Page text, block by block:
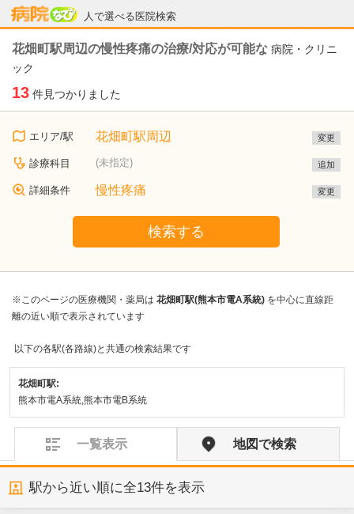
人で選べる医院検索
病院なび
花畑町駅周辺の慢性疼痛の治療/対応が可能な 病院・クリニ
ック
13 件見つかりました
エリア/駅 花畑町駅周辺 変更
診療科目 (未指定) 追加
詳細条件 慢性疼痛 変更
検索する
※このページの医療機関・薬局は 花畑町駅(熊本市電A系統) を中心に直線距
離の近い順で表示されています
以下の各駅(各路線)と共通の検索結果です
花畑町駅:
熊本市電A系統,熊本市電B系統
一覧表示 地図で検索
駅から近い順に全13件を表示